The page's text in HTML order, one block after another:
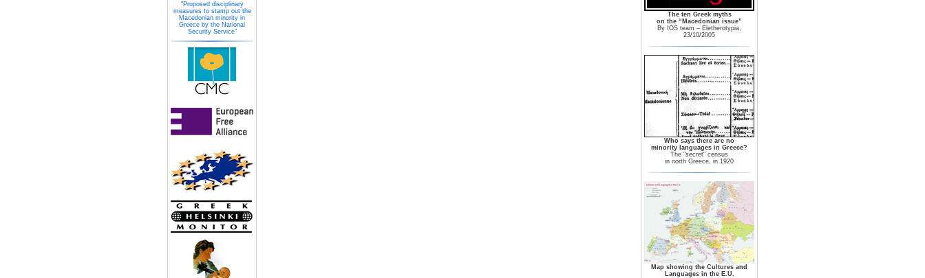
"Proposed disciplinary
measures to stamp out the
Macedonian minority in
Greece by the National
Security Service"
The ten Greek myths
on the “Macedonian issue”
By IOS team – Eletherotypia,
23/10/2005
Who says there are no
minority languages in Greece?
The "secret" census
in north Greece, in 1920
Map showing the Cultures and
Languages in the E.U.